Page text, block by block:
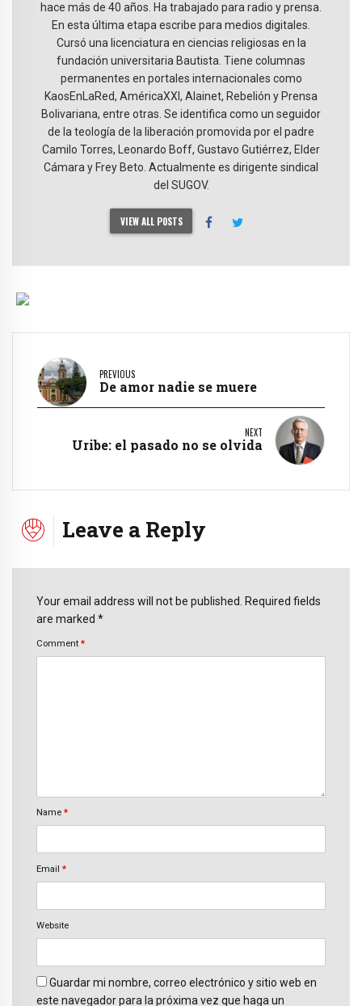
hace más de 40 años. Ha trabajado para radio y prensa.
En esta última etapa escribe para medios digitales.
Cursó una licenciatura en ciencias religiosas en la
fundación universitaria Bautista. Tiene columnas
permanentes en portales internacionales como
KaosEnLaRed, AméricaXXI, Alainet, Rebelión y Prensa
Bolivariana, entre otras. Se identifica como un seguidor
de la teología de la liberación promovida por el padre
Camilo Torres, Leonardo Boff, Gustavo Gutiérrez, Elder
Cámara y Frey Beto. Actualmente es dirigente sindical
del SUGOV.
VIEW ALL POSTS
PREVIOUS
De amor nadie se muere
NEXT
Uribe: el pasado no se olvida
Leave a Reply
Your email address will not be published. Required fields
are marked *
Comment *
Name *
Email *
Website
Guardar mi nombre, correo electrónico y sitio web en
este navegador para la próxima vez que haga un